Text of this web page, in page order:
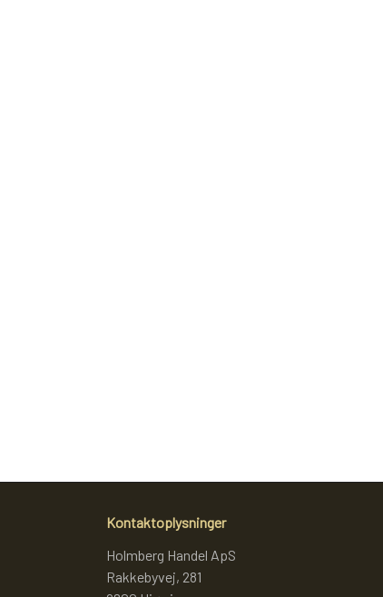
Kontaktoplysninger
Holmberg Handel ApS
Rakkebyvej, 281